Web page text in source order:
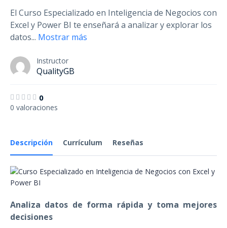
El Curso Especializado en Inteligencia de Negocios con
Excel y Power BI te enseñará a analizar y explorar los
datos... Mostrar más
Instructor
QualityGB
0
0 valoraciones
Descripción Currículum Reseñas
Analiza datos de forma rápida y toma mejores
decisiones